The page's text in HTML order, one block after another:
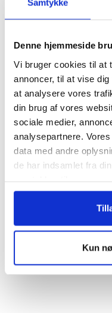
Samtykke
Denne hjemmeside
Vi bruger cookies til at
annoncer, til at vise
at analysere vores
din brug af vores
sociale medier,
analysepartnere.
data med andre
de har indsamlet fra
anvende vores
Kun
RELATEREDE
– og
“Succes i
Bestyrelsesguidens